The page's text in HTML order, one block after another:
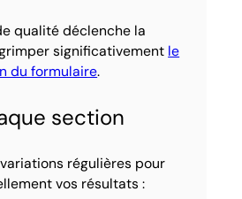
qualité déclenche la
significativement le
du formulaire.
section
régulières pour
vos résultats :